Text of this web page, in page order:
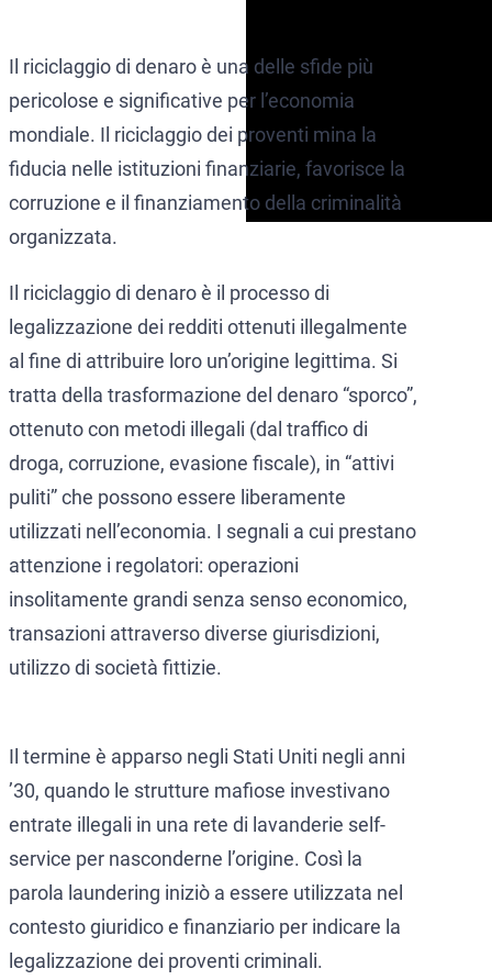
Il riciclaggio di denaro è una delle sfide più
pericolose e significative per l’economia
mondiale. Il riciclaggio dei proventi mina la
fiducia nelle istituzioni finanziarie, favorisce la
corruzione e il finanziamento della criminalità
organizzata.
Il riciclaggio di denaro è il processo di
legalizzazione dei redditi ottenuti illegalmente
al fine di attribuire loro un’origine legittima. Si
tratta della trasformazione del denaro “sporco”,
ottenuto con metodi illegali (dal traffico di
droga, corruzione, evasione fiscale), in “attivi
puliti” che possono essere liberamente
utilizzati nell’economia. I segnali a cui prestano
attenzione i regolatori: operazioni
insolitamente grandi senza senso economico,
transazioni attraverso diverse giurisdizioni,
utilizzo di società fittizie.
Il termine è apparso negli Stati Uniti negli anni
’30, quando le strutture mafiose investivano
entrate illegali in una rete di lavanderie self-
service per nasconderne l’origine. Così la
parola laundering iniziò a essere utilizzata nel
contesto giuridico e finanziario per indicare la
legalizzazione dei proventi criminali.